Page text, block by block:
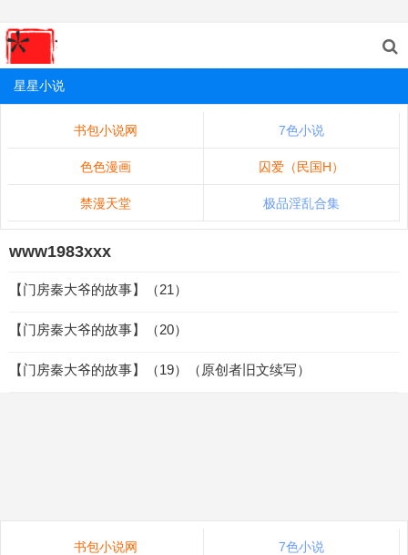
星星小说
书包小说网 7色小说
色色漫画 囚爱（民国H）
禁漫天堂 极品淫乱合集
www1983xxx
【门房秦大爷的故事】（21）
【门房秦大爷的故事】（20）
【门房秦大爷的故事】（19）（原创者旧文续写）
书包小说网 7色小说